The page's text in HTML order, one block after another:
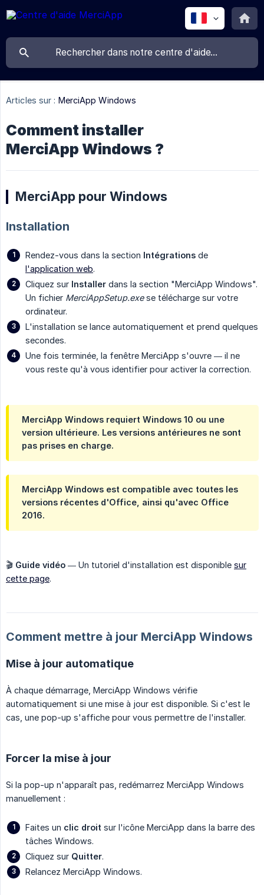
Articles sur : MerciApp Windows
Comment installer
MerciApp Windows ?
MerciApp pour Windows
Installation
Rendez-vous dans la section Intégrations de
l'application web.
Cliquez sur Installer dans la section "MerciApp Windows".
Un fichier MerciAppSetup.exese télécharge sur votre
ordinateur.
L'installation se lance automatiquement et prend quelques
secondes.
Une fois terminée, la fenêtre MerciApp s'ouvre — il ne
vous reste qu'à vous identifier pour activer la correction.
MerciApp Windows requiert Windows 10 ou une
version ultérieure. Les versions antérieures ne sont
pas prises en charge.
MerciApp Windows est compatible avec toutes les
versions récentes d'Office , ainsi qu'avec Office
2016.
🎬 Guide vidéo — Un tutoriel d'installation est disponible sur
cette page.
Comment mettre à jour MerciApp Windows
Mise à jour automatique
À chaque démarrage, MerciApp Windows vérifie
automatiquement si une mise à jour est disponible. Si c'est le
cas, une pop-up s'affiche pour vous permettre de l'installer.
Forcer la mise à jour
Si la pop-up n'apparaît pas, redémarrez MerciApp Windows
manuellement :
Faites un clic droit sur l'icône MerciApp dans la barre des
tâches Windows.
Cliquez sur Quitter.
Relancez MerciApp Windows.